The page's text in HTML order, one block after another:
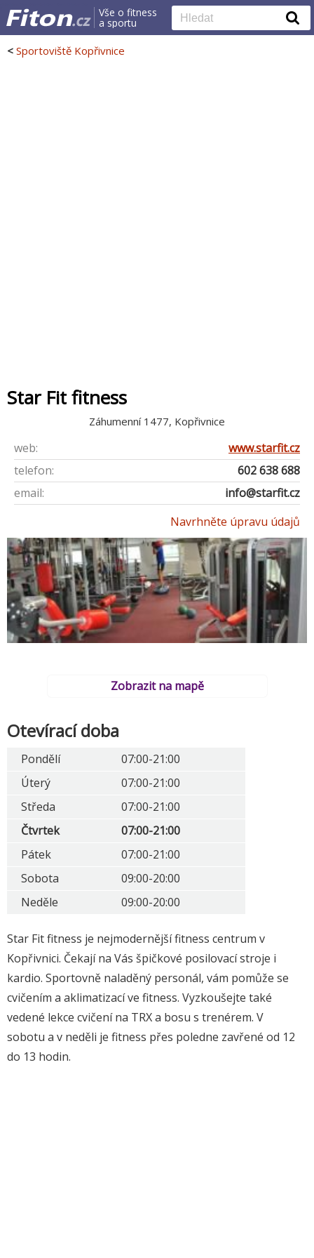
Vše o fitness
a sportu
< Sportoviště Kopřivnice
Star Fit fitness
Záhumenní 1477, Kopřivnice
web:
www.starfit.cz
telefon:
602 638 688
email:
info@starfit.cz
Navrhněte úpravu údajů
Zobrazit na mapě
Otevírací doba
Pondělí
07:00-21:00
Úterý
07:00-21:00
Středa
07:00-21:00
Čtvrtek
07:00-21:00
Pátek
07:00-21:00
Sobota
09:00-20:00
Neděle
09:00-20:00
Star Fit fitness je nejmodernější fitness centrum v
Kopřivnici. Čekají na Vás špičkové posilovací stroje i
kardio. Sportovně naladěný personál, vám pomůže se
cvičením a aklimatizací ve fitness. Vyzkoušejte také
vedené lekce cvičení na TRX a bosu s trenérem. V
sobotu a v neděli je fitness přes poledne zavřené od 12
do 13 hodin.